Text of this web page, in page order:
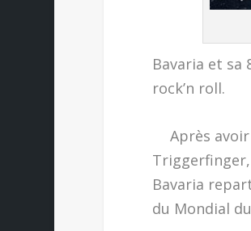
Bavaria et sa
rock’n roll.
Après avoir
Bavaria
du Mondial